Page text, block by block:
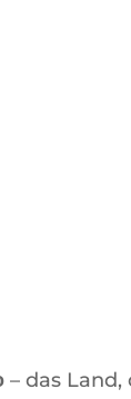
– das Land,